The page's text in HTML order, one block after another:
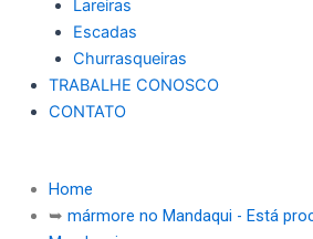
Lareiras
Escadas
Churrasqueiras
TRABALHE CONOSCO
CONTATO
Home
➥ mármore no Mandaqui - Está